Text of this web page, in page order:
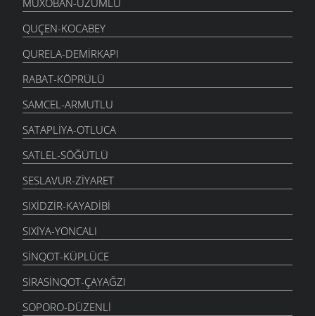
QUÇEN-KOCABEY
QURELA-DEMIRKAPI
RABAT-KÖPRÜLÜ
SAMCEL-ARMUTLU
SATAPLIYA-OTLUCA
SATLEL-SÖĞÜTLÜ
SESLAVUR-ZIYARET
SIXIDZIR-KAYADIBI
SIXIYA-YONCALI
SINQOT-KÜPLÜCE
SIRASINQOT-ÇAYAĞZI
SOPORO-DÜZENLI